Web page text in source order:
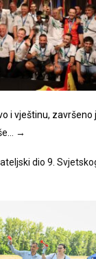
i vještinu, završeno
→
dio 9.